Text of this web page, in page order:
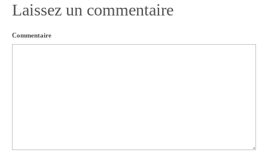
Laissez un commentaire
Commentaire